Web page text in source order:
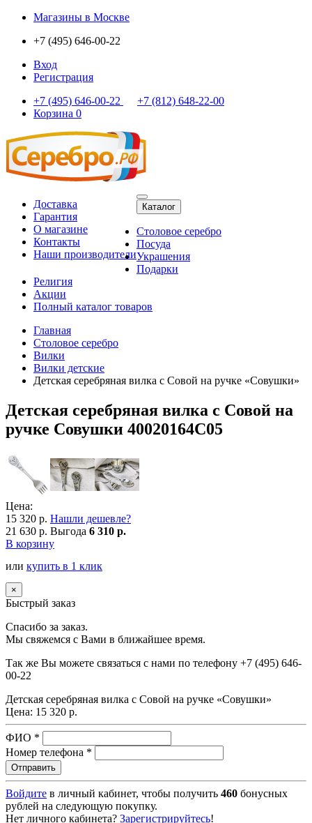
Магазины в Москве
+7 (495) 646-00-22
Вход
Регистрация
+7 (495) 646-00-22
+7 (812) 648-22-00
Корзина 0
Доставка
Гарантия
О магазине
Контакты
Наши производители
Каталог
Столовое серебро
Посуда
Украшения
Подарки
Религия
Акции
Полный каталог товаров
Главная
Столовое серебро
Вилки
Вилки детские
Детская серебряная вилка с Совой на ручке «Совушки»
Детская серебряная вилка с Совой на
ручке Совушки 40020164С05
Цена:
15 320 р. Нашли дешевле?
21 630 р. Выгода 6 310 р.
В корзину
или купить в 1 клик
×
Быстрый заказ
Спасибо за заказ.
Мы свяжемся с Вами в ближайшее время.
Так же Вы можете связаться с нами по телефону +7 (495) 646-
00-22
Детская серебряная вилка с Совой на ручке «Совушки»
Цена: 15 320 р.
ФИО *
Номер телефона *
Войдите в личный кабинет, чтобы получить 460 бонусных
рублей на следующую покупку.
Нет личного кабинета? Зарегистрируйтесь!